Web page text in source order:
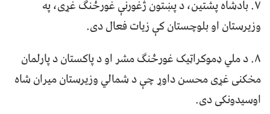
٧. بادشاه پشتین، د پښتون ژغورنې غورځنګ غړی، په
وزیرستان او بلوچستان کې زیات فعال دی.
٨. د ملي ډموکراټیک غورځنګ مشر او د پاکستان د پارلمان
مخکنی غړی محسن داوړ چې د شمالي وزیرستان میران شاه
اوسیدونکی دی.